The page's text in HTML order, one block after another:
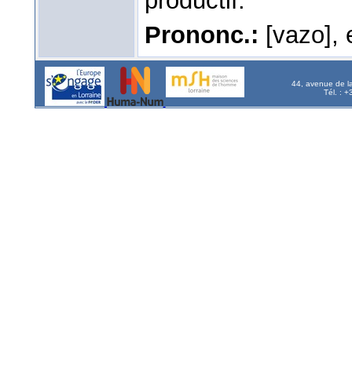
Prononc.: [vazo],
44, avenue de
Tél. :